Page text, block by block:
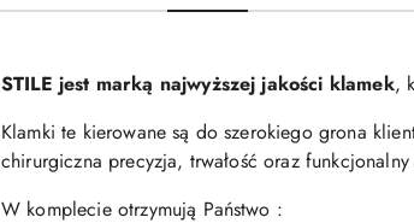
STILE jest marką najwyższej jakości klamek,
Klamki te kierowane są do szerokiego grona
chirurgiczna precyzja, trwałość oraz
W komplecie otrzymują Państwo :